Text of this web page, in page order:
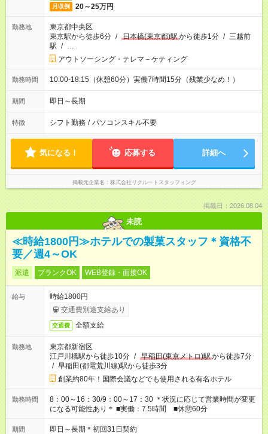
月収例 20～25万円
勤務地
東京都中央区
東京駅から徒歩6分 / 日本橋(東京都)駅から徒歩1分 / 三越前
駅 / …
アウトソーシング・テレマ－ケティング
勤務時間 10:00-18:15（休憩60分）実働7時間15分（残業少なめ！）
期間 即日～長期
特徴 シフト勤務 / パソコンスキル不要
気になる！ 応募する 詳細へ
掲載元企業名 株式会社リクルートスタッフィング
掲載日：2026.08.04
未読
≪時給1800円≫ホテルでの製菓スタッフ＊資格不
要／週4～OK
派遣 ブランクOK WEB登録・面接OK
給与
時給1800円
交通費別途支給あり
交通費 全額支給
勤務地
東京都新宿区
江戸川橋駅から徒歩10分 / 早稲田(東京メトロ)駅から徒歩7分
/ 早稲田(都電荒川線)駅から徒歩3分
創業約80年！国際会議などでも使用される有名ホテル
勤務時間
8：00～16：30/9：00～17：30 ＊状況に応じて営業時間が変更
になる可能性あり＊ ■実働：7.5時間 ■休憩60分
期間 即日～長期＊初回31日契約